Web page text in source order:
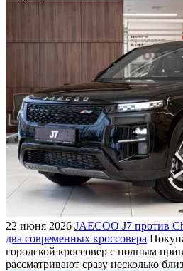
22 июня 2026 JAECOO J7 против
два современных кроссовера
городской кроссовер с полным
рассматривают сразу несколько